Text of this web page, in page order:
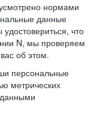
нормами
данные
что
N, мы проверяем
об этом.
персональные
метрических